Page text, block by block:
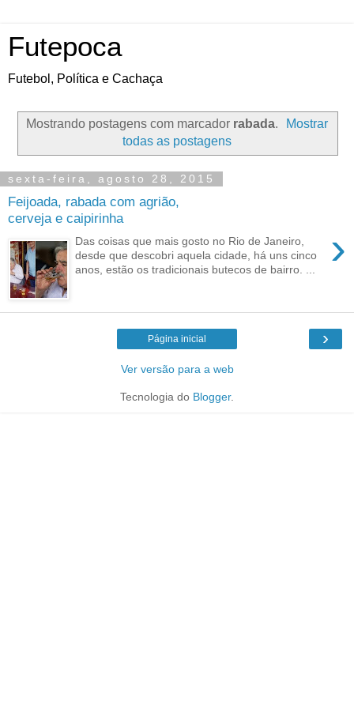
Futepoca
Futebol, Política e Cachaça
Mostrando postagens com marcador rabada.
Mostrar
todas as postagens
sexta-feira, agosto 28, 2015
Feijoada, rabada com agrião,
cerveja e caipirinha
›
Das coisas que mais gosto no Rio de Janeiro,
desde que descobri aquela cidade, há uns cinco
anos, estão os tradicionais butecos de bairro. ...
›
Página inicial
Ver versão para a web
Tecnologia do Blogger.